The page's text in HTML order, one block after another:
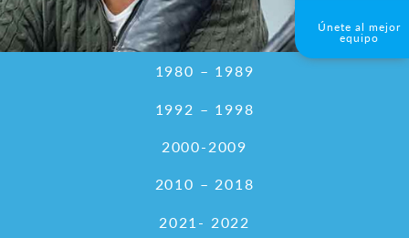
1980 – 1989
1992 – 1998
2000-2009
2010 – 2018
2021- 2022
Únete al mejor
equipo